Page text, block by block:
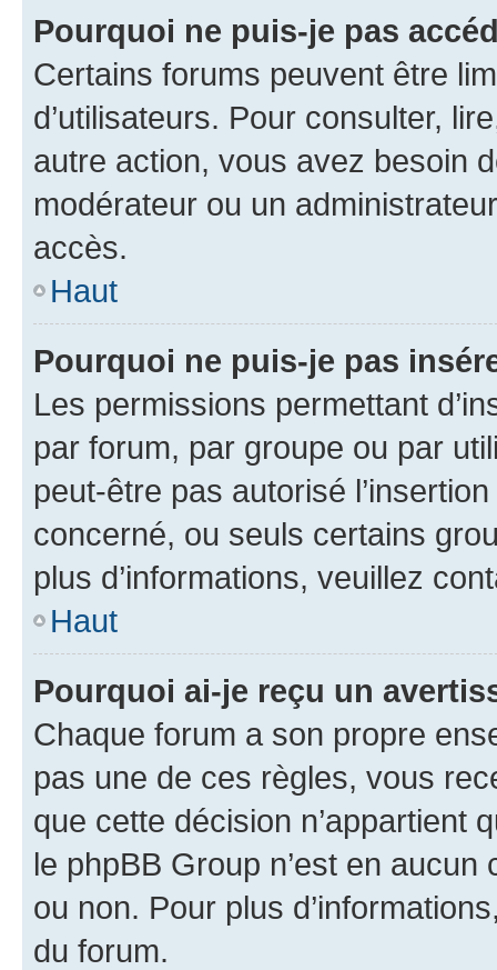
Pourquoi ne puis-je pas
Certains forums peuvent être
d’utilisateurs. Pour consulter,
autre action, vous avez besoin
modérateur ou un
accès.
Haut
Pourquoi ne puis-je pas
Les permissions permettant
par forum, par groupe ou par
peut-être pas autorisé
concerné, ou seuls certains
plus d’informations, veuillez
Haut
Pourquoi ai-je reçu un
Chaque forum a son propre
pas une de ces règles, vous
que cette décision n’appartient
le phpBB Group n’est en
ou non. Pour plus
du forum.